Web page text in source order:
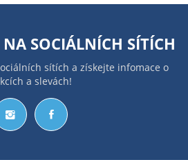
NA SOCIÁLNÍCH SÍTÍCH
sítích a získejte infomace o
a slevách!